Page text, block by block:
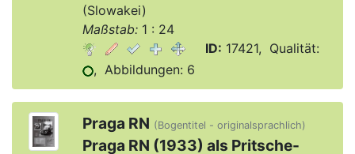
(Slowakei)
Maßstab:1 : 24
ID: 17421, Qualität:
, Abbildungen: 6
Praga RN (Bogentitel - originalsprachlich)
Praga RN (1933) als Pritsche-